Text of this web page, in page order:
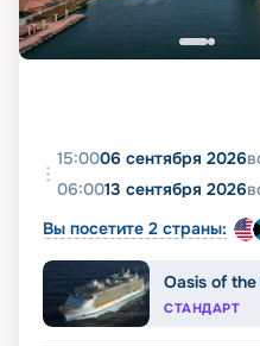
15:0006 сентября 2026
06:0013 сентября 2026
Вы посетите 2 страны:
Oasis of the
СТАНДАРТ